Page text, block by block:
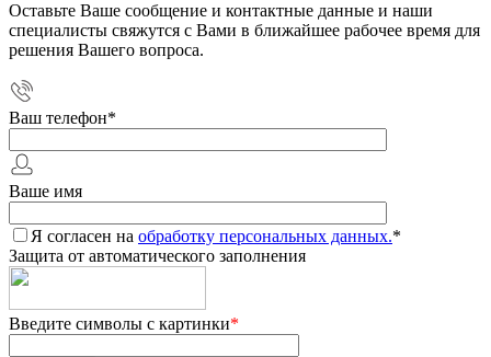
Оставьте Ваше сообщение и контактные данные и наши
специалисты свяжутся с Вами в ближайшее рабочее время для
решения Вашего вопроса.
Ваш телефон*
Ваше имя
Я согласен на обработку персональных данных.*
Защита от автоматического заполнения
Введите символы с картинки*